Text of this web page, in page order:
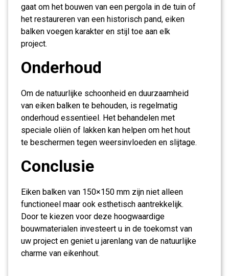
gaat om het bouwen van een pergola in de tuin of
het restaureren van een historisch pand, eiken
balken voegen karakter en stijl toe aan elk
project.
Onderhoud
Om de natuurlijke schoonheid en duurzaamheid
van eiken balken te behouden, is regelmatig
onderhoud essentieel. Het behandelen met
speciale oliën of lakken kan helpen om het hout
te beschermen tegen weersinvloeden en slijtage.
Conclusie
Eiken balken van 150×150 mm zijn niet alleen
functioneel maar ook esthetisch aantrekkelijk.
Door te kiezen voor deze hoogwaardige
bouwmaterialen investeert u in de toekomst van
uw project en geniet u jarenlang van de natuurlijke
charme van eikenhout.